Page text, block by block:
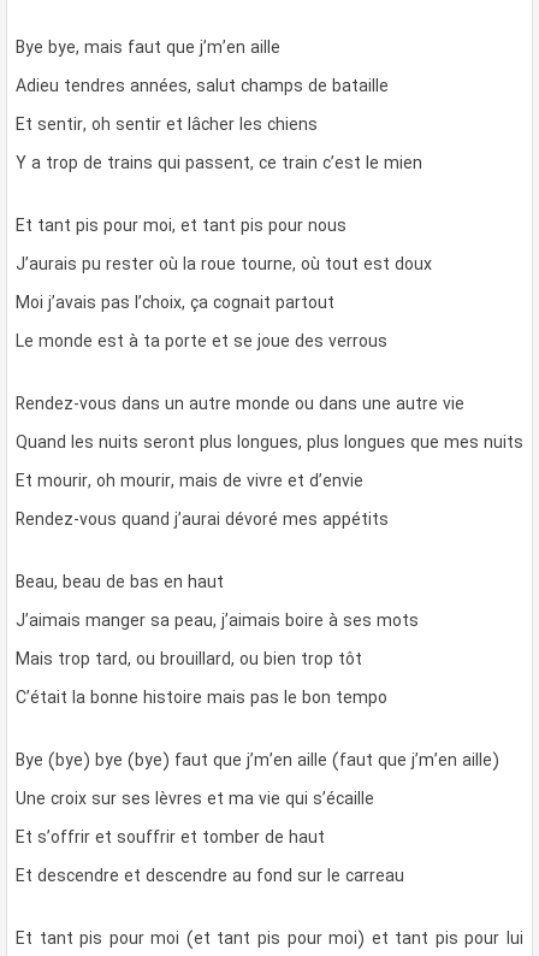
Bye bye, mais faut que j’m’en aille
Adieu tendres années, salut champs de bataille
Et sentir, oh sentir et lâcher les chiens
Y a trop de trains qui passent, ce train c’est le mien
Et tant pis pour moi, et tant pis pour nous
J’aurais pu rester où la roue tourne, où tout est doux
Moi j’avais pas l’choix, ça cognait partout
Le monde est à ta porte et se joue des verrous
Rendez-vous dans un autre monde ou dans une autre vie
Quand les nuits seront plus longues, plus longues que mes nuits
Et mourir, oh mourir, mais de vivre et d’envie
Rendez-vous quand j’aurai dévoré mes appétits
Beau, beau de bas en haut
J’aimais manger sa peau, j’aimais boire à ses mots
Mais trop tard, ou brouillard, ou bien trop tôt
C’était la bonne histoire mais pas le bon tempo
Bye (bye) bye (bye) faut que j’m’en aille (faut que j’m’en aille)
Une croix sur ses lèvres et ma vie qui s’écaille
Et s’offrir et souffrir et tomber de haut
Et descendre et descendre au fond sur le carreau
Et tant pis pour moi (et tant pis pour moi) et tant pis pour lui